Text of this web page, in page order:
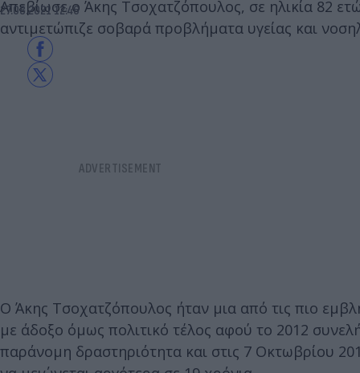
27.08.2021 12:46
Απεβίωσε ο Άκης Τσοχατζόπουλος, σε ηλικία 82
αντιμετώπιζε σοβαρά προβλήματα υγείας και
Ο Άκης Τσοχατζόπουλος ήταν μια από τις πιο
με άδοξο όμως πολιτικό τέλος αφού το 2012
παράνομη δραστηριότητα και στις 7 Οκτωβρίου